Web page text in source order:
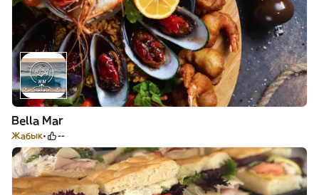
Bella Mar
Жабык --